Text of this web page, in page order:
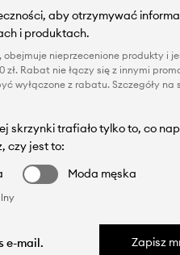
aby otrzymywać
i produktach.
nieprzecenione produkty i
zł. Rabat nie łączy się z innymi
wyłączone z rabatu. Szczegóły na
skrzynki trafiało tylko to, co
czy jest to:
Moda męska
Zapisz